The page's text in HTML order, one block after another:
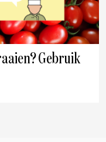
Gebruik